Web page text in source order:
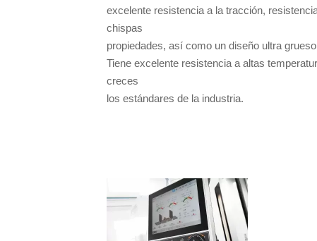
excelente resistencia a la tracción,
chispas
propiedades, así como un diseño ultra
Tiene excelente resistencia a altas
creces
los estándares de la industria.